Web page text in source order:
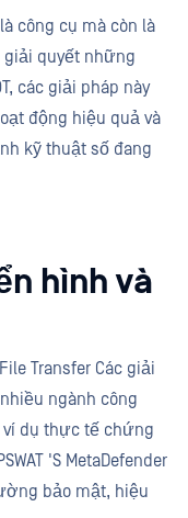
công cụ mà còn là
giải quyết những
các giải pháp này
động hiệu quả và
kỹ thuật số đang
hình và
Transfer Các giải
ngành công
dụ thực tế chứng
'S MetaDefender
bảo mật, hiệu